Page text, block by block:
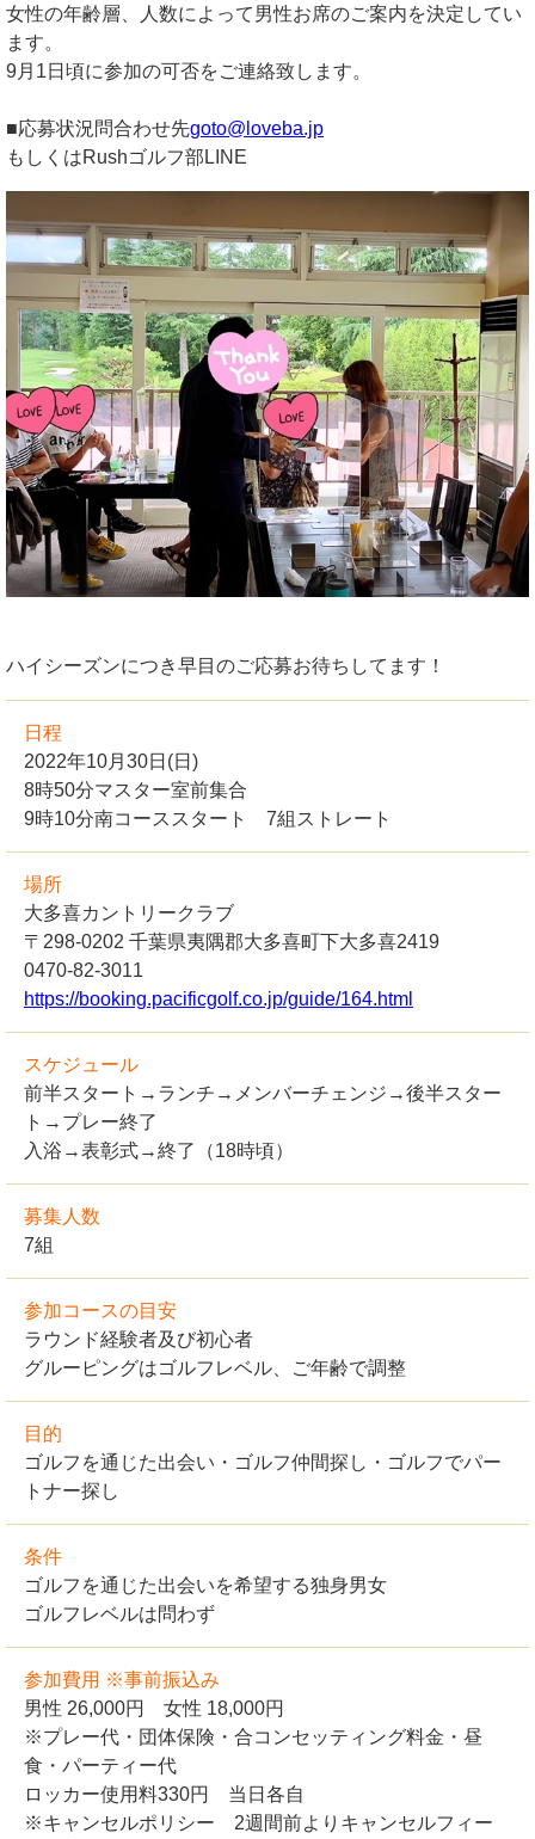
女性の年齢層、人数によって男性お席のご案内を決定してい
ます。
9月1日頃に参加の可否をご連絡致します。
■応募状況問合わせ先goto@loveba.jp
もしくはRushゴルフ部LINE
ハイシーズンにつき早目のご応募お待ちしてます！
日程
2022年10月30日(日)
8時50分マスター室前集合
9時10分南コーススタート 7組ストレート
場所
大多喜カントリークラブ
〒298-0202 千葉県夷隅郡大多喜町下大多喜2419
0470-82-3011
https://booking.pacificgolf.co.jp/guide/164.html
スケジュール
前半スタート→ランチ→メンバーチェンジ→後半スター
ト→プレー終了
入浴→表彰式→終了（18時頃）
募集人数
7組
参加コースの目安
ラウンド経験者及び初心者
グルーピングはゴルフレベル、ご年齢で調整
目的
ゴルフを通じた出会い・ゴルフ仲間探し・ゴルフでパー
トナー探し
条件
ゴルフを通じた出会いを希望する独身男女
ゴルフレベルは問わず
参加費用 ※事前振込み
男性 26,000円 女性 18,000円
※プレー代・団体保険・合コンセッティング料金・昼
食・パーティー代
ロッカー使用料330円 当日各自
※キャンセルポリシー 2週間前よりキャンセルフィー